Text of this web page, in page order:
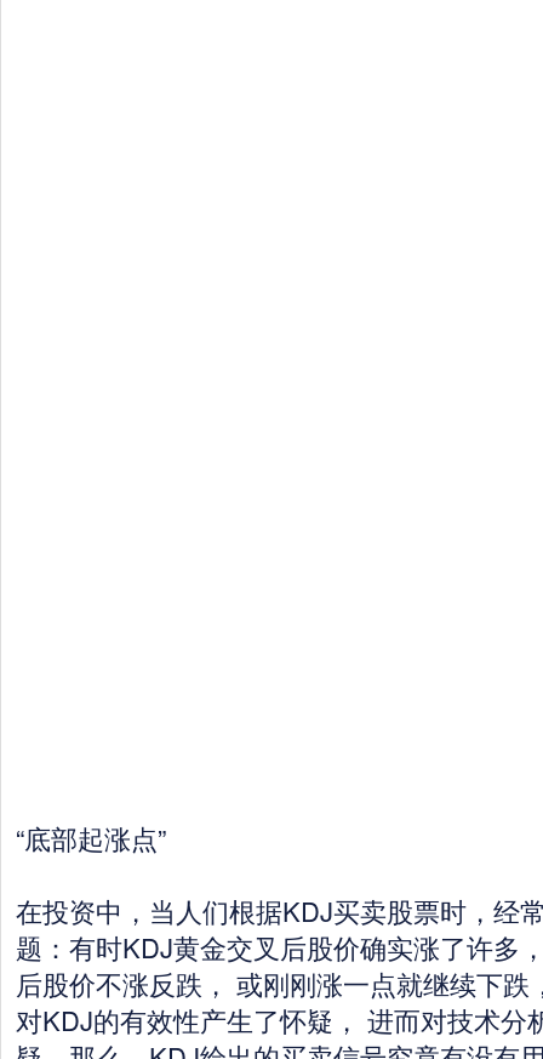
“底部起涨点”
在投资中，当人们根据KDJ买卖股票时，经
题：有时KDJ黄金交叉后股价确实涨了许多
后股价不涨反跌， 或刚刚涨一点就继续下
对KDJ的有效性产生了怀疑， 进而对技术分